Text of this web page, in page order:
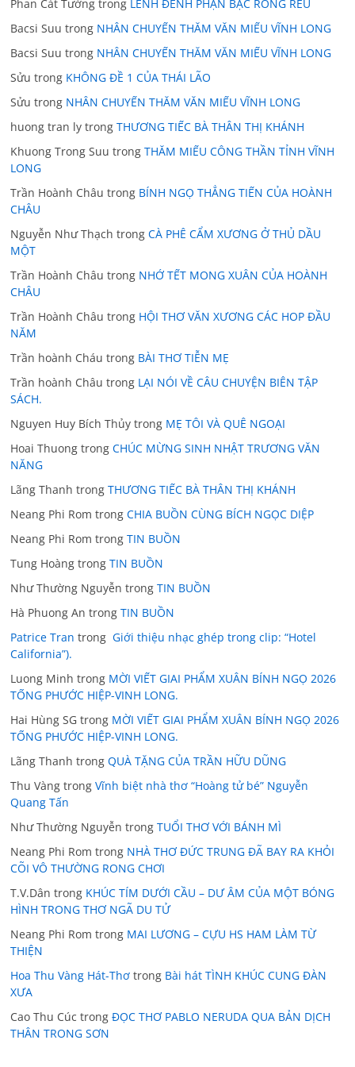
Phan Cát Tường trong LÊNH ĐÊNH PHẬN BẠC RONG RÊU
Bacsi Suu trong NHÂN CHUYẾN THĂM VĂN MIẾU VĨNH LONG
Bacsi Suu trong NHÂN CHUYẾN THĂM VĂN MIẾU VĨNH LONG
Sửu trong KHÔNG ĐỀ 1 CỦA THÁI LÃO
Sửu trong NHÂN CHUYẾN THĂM VĂN MIẾU VĨNH LONG
huong tran ly trongTHƯƠNG TIẾC BÀ THÂN THỊ KHÁNH
Khuong Trong Suu trongTHĂM MIẾU CÔNG THẦN TỈNH VĨNH
LONG
Trần Hoành Châu trong BÍNH NGỌ THẲNG TIẾN CỦA HOÀNH
CHÂU
Nguyễn Như Thạch trongCÀ PHÊ CẨM XƯƠNG Ở THỦ DẦU
MỘT
Trần Hoành Châu trong NHỚ TẾT MONG XUÂN CỦA HOÀNH
CHÂU
Trần Hoành Châu trong HỘI THƠ VĂN XƯƠNG CÁC HOP ĐẦU
NĂM
Trần hoành Cháu trong BÀI THƠ TIỄN MẸ
Trần hoành Châu trong LẠI NÓI VỀ CÂU CHUYỆN BIÊN TẬP
SÁCH.
Nguyen Huy Bích Thủy trong MẸ TÔI VÀ QUÊ NGOẠI
Hoai Thuong trongCHÚC MỪNG SINH NHẬT TRƯƠNG VĂN
NĂNG
Lãng Thanh trongTHƯƠNG TIẾC BÀ THÂN THỊ KHÁNH
Neang Phi Rom trongCHIA BUỒN CÙNG BÍCH NGỌC DIỆP
Neang Phi Rom trongTIN BUỒN
Tung Hoàng trongTIN BUỒN
Như Thường Nguyễn trongTIN BUỒN
Hà Phuong An trongTIN BUỒN
Patrice Tran trong Giới thiệu nhạc ghép trong clip: “Hotel
California”).
Luong Minh trong MỜI VIẾT GIAI PHẨM XUÂN BÍNH NGỌ 2026
TỐNG PHƯỚC HIỆP-VINH LONG.
Hai Hùng SG trong MỜI VIẾT GIAI PHẨM XUÂN BÍNH NGỌ 2026
TỐNG PHƯỚC HIỆP-VINH LONG.
Lãng Thanh trongQUÀ TẶNG CỦA TRẦN HỮU DŨNG
Thu Vàng trongVĩnh biệt nhà thơ “Hoàng tử bé” Nguyễn
Quang Tấn
Như Thường Nguyễn trongTUỔI THƠ VỚI BÁNH MÌ
Neang Phi Rom trong NHÀ THƠ ĐỨC TRUNG ĐÃ BAY RA KHỎI
CÕI VÔ THƯỜNG RONG CHƠI
T.V.Dân trong KHÚC TÍM DƯỚI CẦU – DƯ ÂM CỦA MỘT BÓNG
HÌNH TRONG THƠ NGÃ DU TỬ
Neang Phi Rom trong MAI LƯƠNG – CỰU HS HAM LÀM TỪ
THIỆN
Hoa Thu Vàng Hát-Thơ trong Bài hát TÌNH KHÚC CUNG ĐÀN
XƯA
Cao Thu Cúc trongĐỌC THƠ PABLO NERUDA QUA BẢN DỊCH
THÂN TRONG SƠN